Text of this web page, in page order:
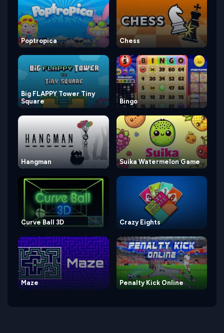
Poptropica Chess
Big FLAPPY Tower Tiny
Square
Bingo
Hangman Suika Watermelon Game
Curve Ball 3D Crazy Eights
Maze Penalty Kick Online